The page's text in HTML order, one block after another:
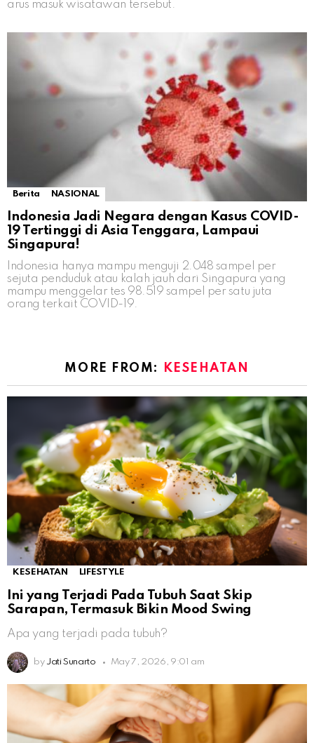
arus masuk wisatawan tersebut.
Berita NASIONAL
Indonesia Jadi Negara dengan Kasus COVID-
19 Tertinggi di Asia Tenggara, Lampaui
Singapura!
Indonesia hanya mampu menguji 2.048 sampel per
sejuta penduduk atau kalah jauh dari Singapura yang
mampu menggelar tes 98.519 sampel per satu juta
orang terkait COVID-19.
MORE FROM: KESEHATAN
KESEHATAN LIFESTYLE
Ini yang Terjadi Pada Tubuh Saat Skip
Sarapan, Termasuk Bikin Mood Swing
Apa yang terjadi pada tubuh?
by Jati Sunarto May 7, 2026, 9:01 am